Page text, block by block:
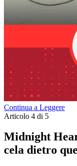
Continua a Leggere
Articolo 4 di 5
Midnight
cela dietro